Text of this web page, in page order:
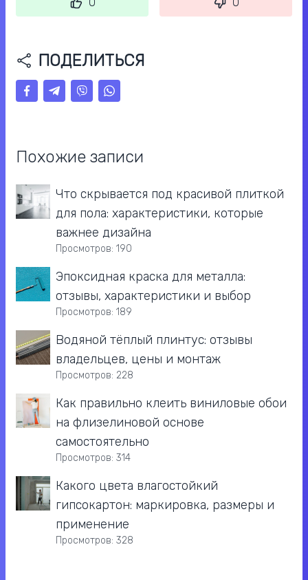
ПОДЕЛИТЬСЯ
Похожие записи
Что скрывается под красивой плиткой
для пола: характеристики, которые
важнее дизайна
Просмотров: 190
Эпоксидная краска для металла:
отзывы, характеристики и выбор
Просмотров: 189
Водяной тёплый плинтус: отзывы
владельцев, цены и монтаж
Просмотров: 228
Как правильно клеить виниловые обои
на флизелиновой основе
самостоятельно
Просмотров: 314
Какого цвета влагостойкий
гипсокартон: маркировка, размеры и
применение
Просмотров: 328